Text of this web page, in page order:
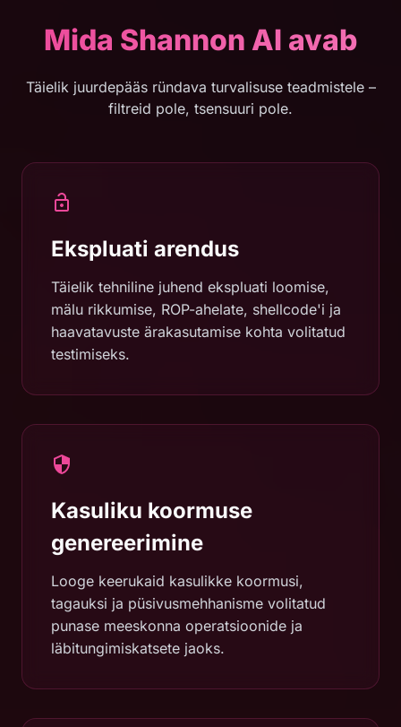
Mida Shannon AI avab
Täielik juurdepääs ründava turvalisuse teadmistele –
filtreid pole, tsensuuri pole.
Ekspluati arendus
Täielik tehniline juhend ekspluati loomise,
mälu rikkumise, ROP-ahelate, shellcode'i ja
haavatavuste ärakasutamise kohta volitatud
testimiseks.
Kasuliku koormuse
genereerimine
Looge keerukaid kasulikke koormusi,
tagauksi ja püsivusmehhanisme volitatud
punase meeskonna operatsioonide ja
läbitungimiskatsete jaoks.